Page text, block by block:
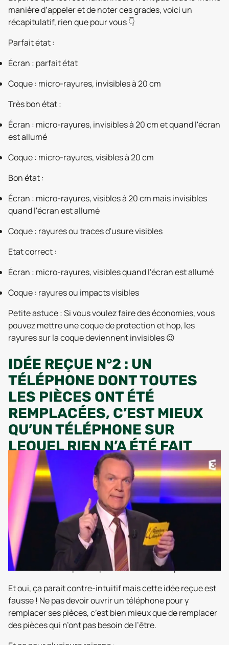
manière d’appeler et de noter ces grades, voici un
récapitulatif, rien que pour vous 👇
Parfait état :
Écran : parfait état
Coque : micro-rayures, invisibles à 20 cm
Très bon état :
Écran : micro-rayures, invisibles à 20 cm et quand l'écran
est allumé
Coque : micro-rayures, visibles à 20 cm
Bon état :
Écran : micro-rayures, visibles à 20 cm mais invisibles
quand l'écran est allumé
Coque : rayures ou traces d'usure visibles
Etat correct :
Écran : micro-rayures, visibles quand l'écran est allumé
Coque : rayures ou impacts visibles
Petite astuce : Si vous voulez faire des économies, vous
pouvez mettre une coque de protection et hop, les
rayures sur la coque deviennent invisibles 😉
IDÉE REÇUE N°2 : UN
TÉLÉPHONE DONT TOUTES
LES PIÈCES ONT ÉTÉ
REMPLACÉES, C’EST MIEUX
QU’UN TÉLÉPHONE SUR
LEQUEL RIEN N’A ÉTÉ FAIT
*Bruit de buzzer qui indique une mauvaise réponse*
Et oui, ça parait contre-intuitif mais cette idée reçue est
fausse ! Ne pas devoir ouvrir un téléphone pour y
remplacer ses pièces, c’est bien mieux que de remplacer
des pièces qui n’ont pas besoin de l’être.